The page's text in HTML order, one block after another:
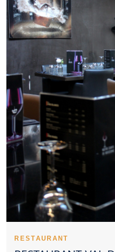
Marne capable de servir
un Restaurant Val de Marne
pour partager. Le cadre
avec un Restaurant Val de
de Marne convainc plus
les prix. Les recettes
Restaurant Val de Marne. Un
doit souvent sa réputation à sa
constitue un indicateur
Val de Marne. Un Restaurant
une cuisine traditionnelle ou
Val de Marne à l’avance peut
dimension familiale peut renforcer
Restaurant Val de Marne.
Marne peut transformer un
La qualité perçue d’un
l’apparence des recettes. La
à l’image d’un Restaurant Val de
Val de Marne repose souvent sur
forts.
Un Restaurant Val de Marne
sérieux culinaire. L’ambition d’un
transparaît à travers son
Marne avec une équipe attentive
d’un Restaurant Val de Marne.
RESTAURANT